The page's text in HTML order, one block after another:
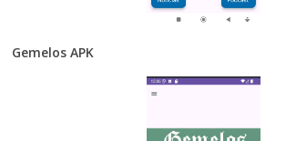
Gemelos APK